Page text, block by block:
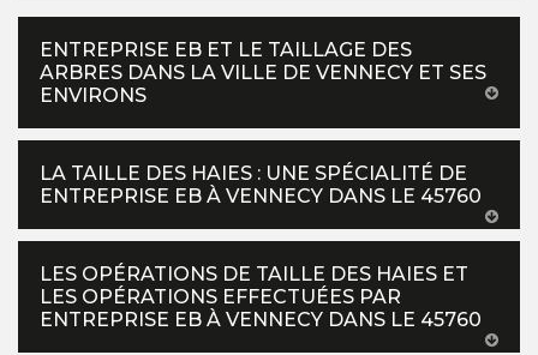
ENTREPRISE EB ET LE TAILLAGE DES
ARBRES DANS LA VILLE DE VENNECY ET SES
ENVIRONS
LA TAILLE DES HAIES : UNE SPÉCIALITÉ DE
ENTREPRISE EB À VENNECY DANS LE 45760
LES OPÉRATIONS DE TAILLE DES HAIES ET
LES OPÉRATIONS EFFECTUÉES PAR
ENTREPRISE EB À VENNECY DANS LE 45760